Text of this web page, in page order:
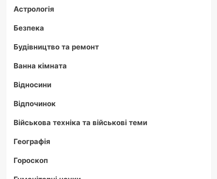
Астрологія
Безпека
Будівництво та ремонт
Ванна кімната
Відносини
Відпочинок
Військова техніка та військові теми
Географія
Гороскоп